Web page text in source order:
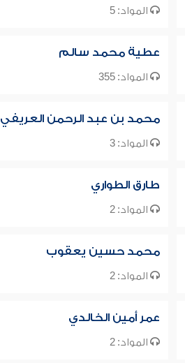
المواد: 5
عطية محمد سالم
المواد: 355
محمد بن عبد الرحمن العريفي
المواد: 3
طارق الطواري
المواد: 2
محمد حسين يعقوب
المواد: 2
عمر أمين الخالدي
المواد: 2